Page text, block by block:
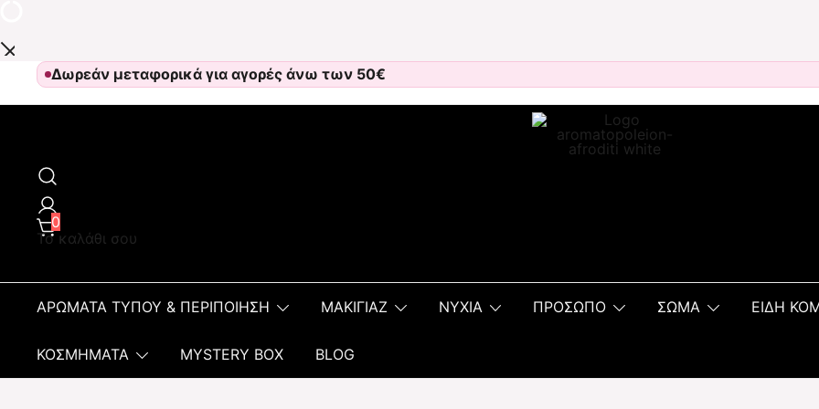
Δωρεάν μεταφορικά για αγορές άνω των 50€
Αρωματοπωλείον Αφροδίτη
0
Το καλάθι σου
ΑΡΩΜΑΤΑ ΤΥΠΟΥ & ΠΕΡΙΠΟΙΗΣΗ ΜΑΚΙΓΙΑΖ ΝΥΧΙΑ ΠΡΟΣΩΠΟ ΣΩΜΑ ΕΙΔΗ
ΚΟΣΜΗΜΑΤΑ MYSTERY BOX BLOG